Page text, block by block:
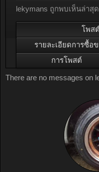
lekymans ถูกพบเห็นล่าสุ
โพส
รายละเอียดการซื้อ
การโพสต์
There are no messages on